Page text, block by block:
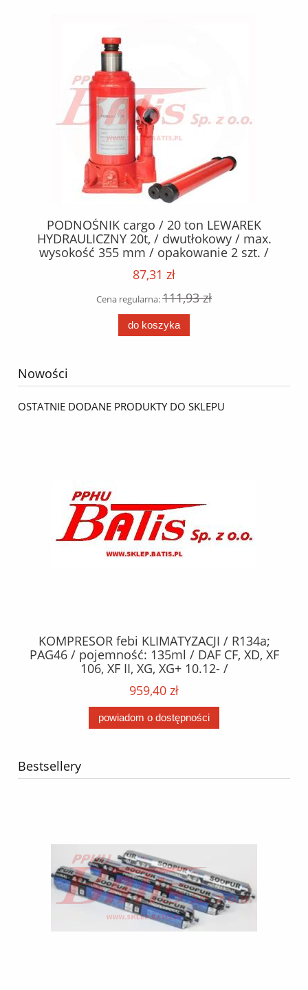
PODNOŚNIK cargo / 20 ton LEWAREK
HYDRAULICZNY 20t, / dwutłokowy / max.
wysokość 355 mm / opakowanie 2 szt. /
87,31 zł
Cena regularna:111,93 zł
do koszyka
Nowości
OSTATNIE DODANE PRODUKTY DO SKLEPU
KOMPRESOR febi KLIMATYZACJI / R134a;
PAG46 / pojemność: 135ml / DAF CF, XD, XF
106, XF II, XG, XG+ 10.12- /
959,40 zł
powiadom o dostępności
Bestsellery